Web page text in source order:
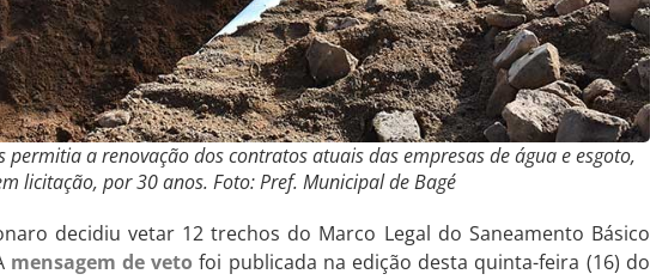
permitia a renovação dos contratos atuais das empresas de água e esgoto,
licitação, por 30 anos. Foto: Pref. Municipal de Bagé
decidiu vetar 12 trechos do Marco Legal do Saneamento Básico
mensagem de veto foi publicada na edição desta quinta-feira (16) do